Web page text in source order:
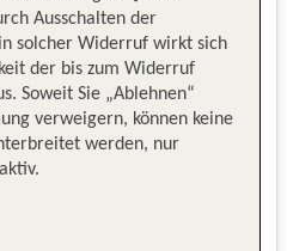
Ausschalten der
solcher Widerruf wirkt sich
der bis zum Widerruf
Soweit Sie „Ablehnen“
verweigern, können keine
werden, nur